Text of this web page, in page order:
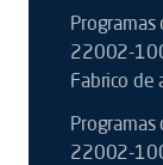
Programas
22002-
Fabrico de
Programas
22002-